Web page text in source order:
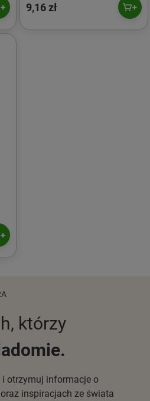
9,16 zł
którzy
otrzymuj informacje o
inspiracjach ze świata